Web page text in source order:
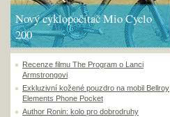
Nový cyklopočítač Mio Cyclo
200
Recenze filmu The Program o Lanci
Armstrongovi
Exkluzivní kožené pouzdro na mobil Bellroy
Elements Phone Pocket
Author Ronin: kolo pro dobrodruhy